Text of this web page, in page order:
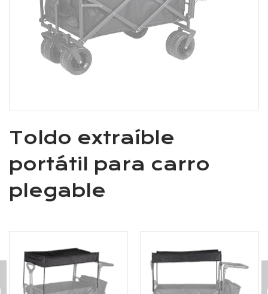
Toldo extraíble